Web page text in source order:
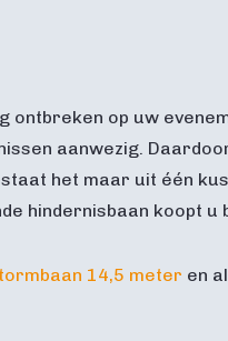
ontbreken op uw
aanwezig.
het maar uit één
hindernisbaan koopt u
14,5 meter en